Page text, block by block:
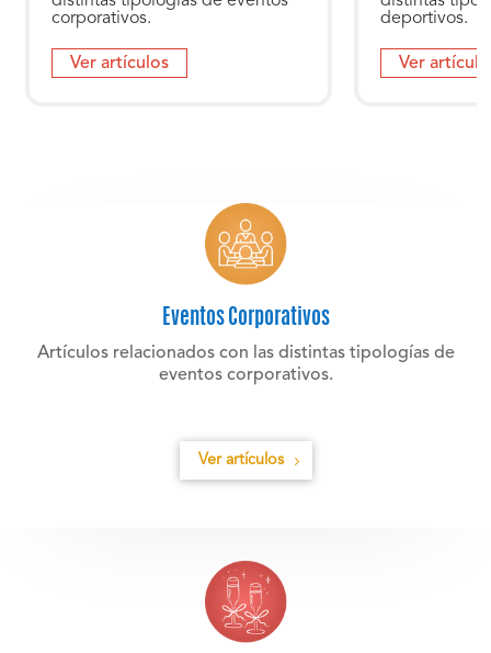
corporativos.
Ver artículos
deportivos.
Ver
Eventos Corporativos
Artículos relacionados con las distintas tipologías de
eventos corporativos.
Ver artículos